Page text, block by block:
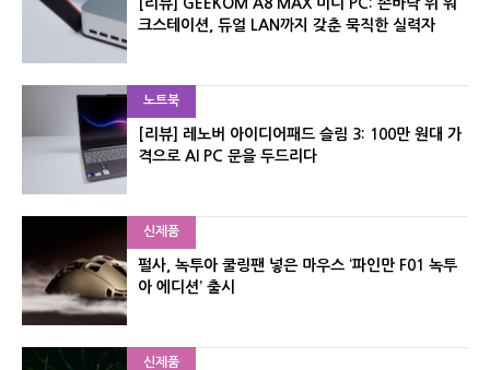
크스테이션, 듀얼 LAN까지 갖춘 묵직한 실력자
노트북
[리뷰] 레노버 아이디어패드 슬림 3: 100만 원대 가
격으로 AI PC 문을 두드리다
신제품
펄사, 녹투아 쿨링팬 넣은 마우스 ‘파인만 F01 녹투
아 에디션’ 출시
신제품